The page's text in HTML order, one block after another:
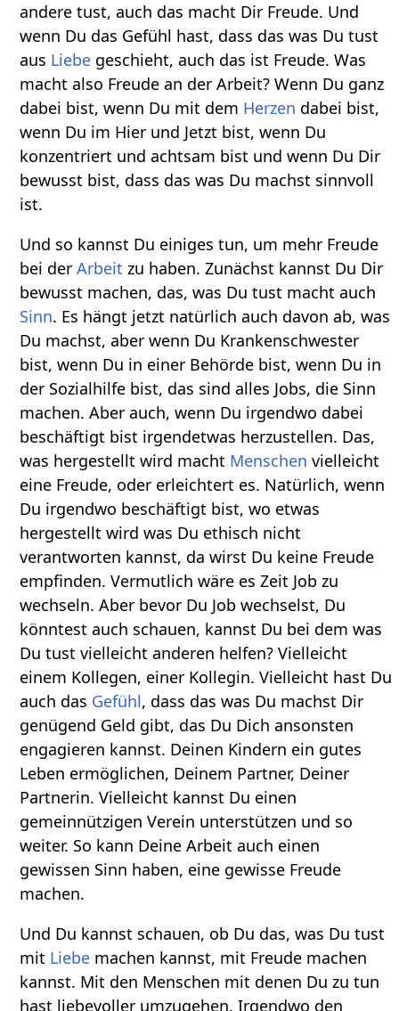
andere tust, auch das macht Dir Freude. Und
wenn Du das Gefühl hast, dass das was Du tust
aus Liebe geschieht, auch das ist Freude. Was
macht also Freude an der Arbeit? Wenn Du ganz
dabei bist, wenn Du mit dem Herzen dabei bist,
wenn Du im Hier und Jetzt bist, wenn Du
konzentriert und achtsam bist und wenn Du Dir
bewusst bist, dass das was Du machst sinnvoll
ist.
Und so kannst Du einiges tun, um mehr Freude
bei derArbeit zu haben. Zunächst kannst Du Dir
bewusst machen, das, was Du tust macht auch
Sinn. Es hängt jetzt natürlich auch davon ab, was
Du machst, aber wenn Du Krankenschwester
bist, wenn Du in einer Behörde bist, wenn Du in
der Sozialhilfe bist, das sind alles Jobs, die Sinn
machen. Aber auch, wenn Du irgendwo dabei
beschäftigt bist irgendetwas herzustellen. Das,
was hergestellt wird macht Menschen vielleicht
eine Freude, oder erleichtert es. Natürlich, wenn
Du irgendwo beschäftigt bist, wo etwas
hergestellt wird was Du ethisch nicht
verantworten kannst, da wirst Du keine Freude
empfinden. Vermutlich wäre es Zeit Job zu
wechseln. Aber bevor Du Job wechselst, Du
könntest auch schauen, kannst Du bei dem was
Du tust vielleicht anderen helfen? Vielleicht
einem Kollegen, einer Kollegin. Vielleicht hast Du
auch das Gefühl, dass das was Du machst Dir
genügend Geld gibt, das Du Dich ansonsten
engagieren kannst. Deinen Kindern ein gutes
Leben ermöglichen, Deinem Partner, Deiner
Partnerin. Vielleicht kannst Du einen
gemeinnützigen Verein unterstützen und so
weiter. So kann Deine Arbeit auch einen
gewissen Sinn haben, eine gewisse Freude
machen.
Und Du kannst schauen, ob Du das, was Du tust
mit Liebe machen kannst, mit Freude machen
kannst. Mit den Menschen mit denen Du zu tun
hast liebevoller umzugehen. Irgendwo den